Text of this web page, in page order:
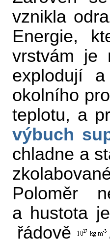
vznikla
Energie,
vrstvám je
explodují
okolního
teplotu, a
výbuch
chladne a
Poloměr
a hustota
řádově